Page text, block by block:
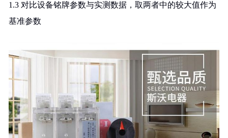
1.3 对比设备铭牌参数与实测数据，取两者中的较大值作为
基准参数